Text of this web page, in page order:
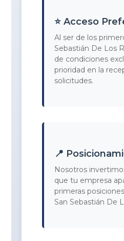
⭐ Acceso
Al ser de los
Sebastián De Los
de condiciones
prioridad en la
solicitudes.
📍
Nosotros
que tu empresa
primeras
San Sebastián De